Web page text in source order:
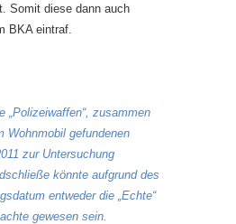
Somit diese dann auch
BKA eintraf.
„Polizeiwaffen“, zusammen
Wohnmobil gefundenen
zur Untersuchung
könnte aufgrund des
entweder die „Echte“
gewesen sein.